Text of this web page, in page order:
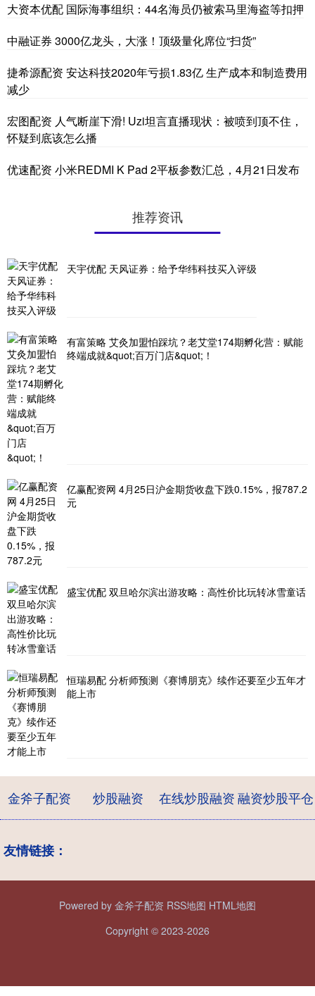
大资本优配 国际海事组织：44名海员仍被索马里海盗等扣押
中融证券 3000亿龙头，大涨！顶级量化席位“扫货”
捷希源配资 安达科技2020年亏损1.83亿 生产成本和制造费用
减少
宏图配资 人气断崖下滑! Uzi坦言直播现状：被喷到顶不住，
怀疑到底该怎么播
优速配资 小米REDMI K Pad 2平板参数汇总，4月21日发布
推荐资讯
天宇优配 天风证券：给予华纬科技买入评级
有富策略 艾灸加盟怕踩坑？老艾堂174期孵化营：赋能
终端成就&quot;百万门店&quot;！
亿赢配资网 4月25日沪金期货收盘下跌0.15%，报787.2
元
盛宝优配 双旦哈尔滨出游攻略：高性价比玩转冰雪童话
恒瑞易配 分析师预测《赛博朋克》续作还要至少五年才
能上市
金斧子配资 炒股融资 在线炒股融资融资炒股平仓
友情链接：
Powered by 金斧子配资 RSS地图 HTML地图
Copyright © 2023-2026